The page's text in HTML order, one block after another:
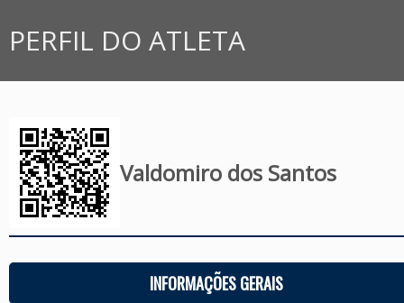
PERFIL DO ATLETA
Valdomiro dos Santos
INFORMAÇÕES GERAIS